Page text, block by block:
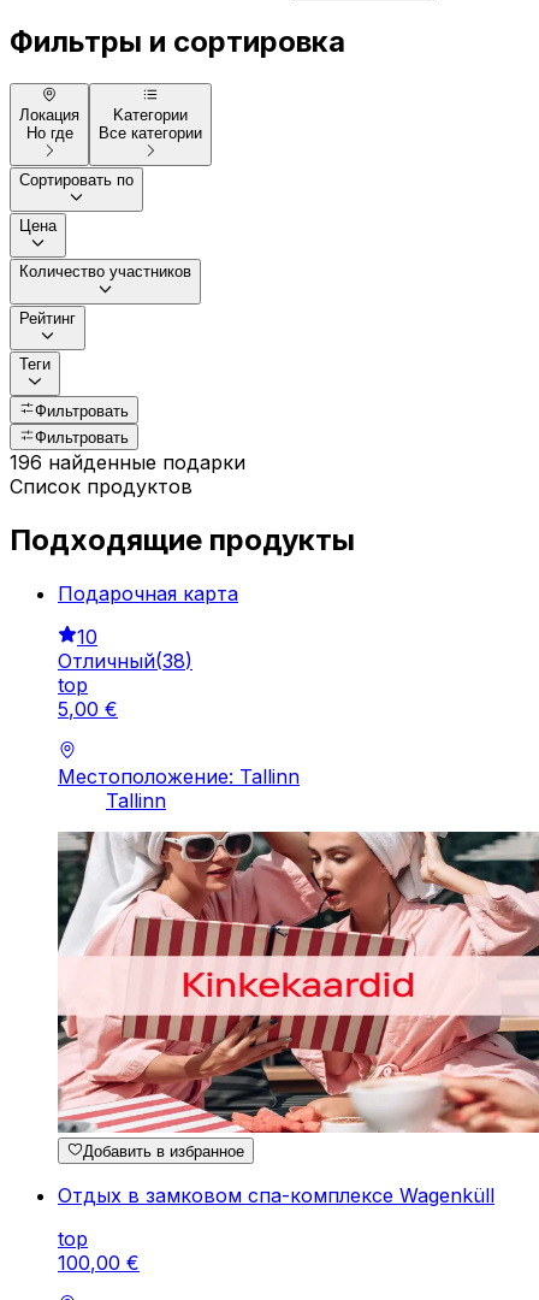
Фильтры и сортировка
Локация
Но где
Kатегории
Все категории
Сортировать по
Цена
Количество участников
Рейтинг
Теги
Фильтровать
Фильтровать
196 найденные подарки
Список продуктов
Подходящие продукты
Подарочная картa
10
Отличный(38)
top
5,00 €
Местоположение: Tallinn
Tallinn
Добавить в избранное
Отдых в замковом спа-комплексе Wagenküll
top
100,00 €